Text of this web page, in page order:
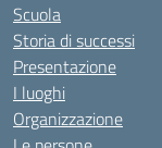
Scuola
Storia di successi
Presentazione
I luoghi
Organizzazione